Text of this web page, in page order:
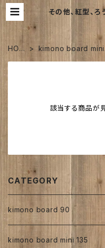
その他、紅型、
ックパネルの
webshop ｜キ
HOM
E
kimono board mini
該当する商品が
CATEGORY
kimono board 90
正絹
kimono board mini 135